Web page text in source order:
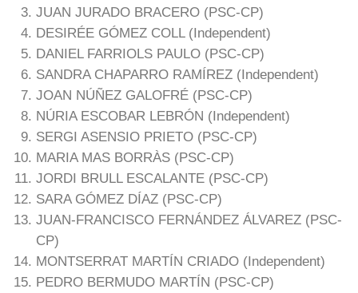
JUAN JURADO BRACERO (PSC-CP)
DESIRÉE GÓMEZ COLL (Independent)
DANIEL FARRIOLS PAULO (PSC-CP)
SANDRA CHAPARRO RAMÍREZ (Independent)
JOAN NÚÑEZ GALOFRÉ (PSC-CP)
NÚRIA ESCOBAR LEBRÓN (Independent)
SERGI ASENSIO PRIETO (PSC-CP)
MARIA MAS BORRÀS (PSC-CP)
JORDI BRULL ESCALANTE (PSC-CP)
SARA GÓMEZ DÍAZ (PSC-CP)
JUAN-FRANCISCO FERNÁNDEZ ÁLVAREZ (PSC-
CP)
MONTSERRAT MARTÍN CRIADO (Independent)
PEDRO BERMUDO MARTÍN (PSC-CP)